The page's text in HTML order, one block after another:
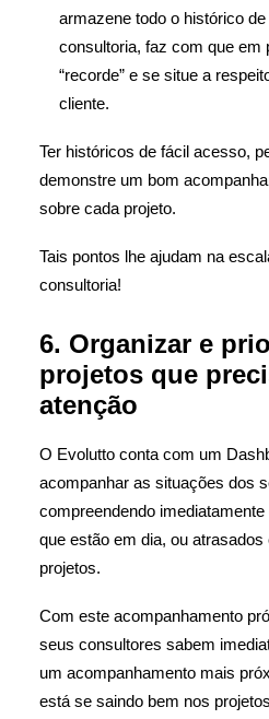
armazene todo o histórico
consultoria, faz com que
“recorde” e se situe a
cliente.
Ter históricos de fácil acesso,
demonstre um bom
sobre cada projeto.
Tais pontos lhe ajudam na
consultoria!
6. Organizar e
projetos que
atenção
O Evolutto conta com um
acompanhar as situações dos
compreendendo
que estão em dia, ou
projetos.
Com este acompanhamento
seus consultores sabem
um acompanhamento mais
está se saindo bem nos